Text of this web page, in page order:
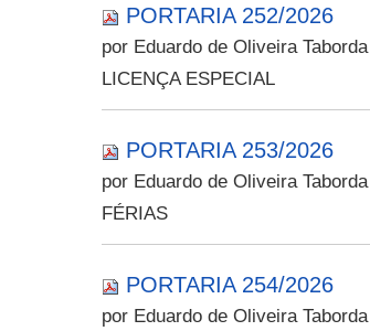
PORTARIA 252/2026
por Eduardo de Oliveira Taborda
LICENÇA ESPECIAL
PORTARIA 253/2026
por Eduardo de Oliveira Taborda
FÉRIAS
PORTARIA 254/2026
por Eduardo de Oliveira Taborda